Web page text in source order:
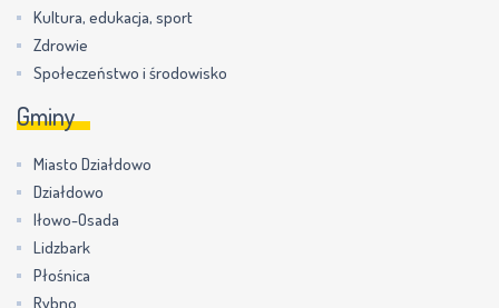
Kultura, edukacja, sport
Zdrowie
Społeczeństwo i środowisko
Gminy
Miasto Działdowo
Działdowo
Iłowo-Osada
Lidzbark
Płośnica
Rybno